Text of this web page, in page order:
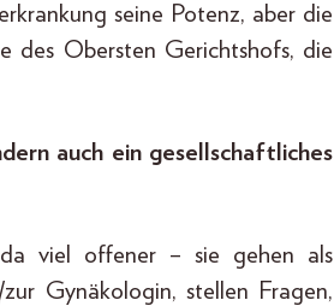
seine Potenz, aber die
des Obersten Gerichtshofs, die
auch ein gesellschaftliches
viel offener – sie gehen als
Gynäkologin, stellen Fragen,